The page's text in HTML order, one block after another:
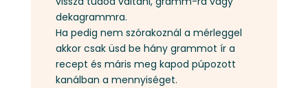
dekagrammra.
Ha pedig nem szórakoznál a mérleggel
akkor csak üsd be hány grammot ír a
recept és máris meg kapod púpozott
kanálban a mennyiséget.